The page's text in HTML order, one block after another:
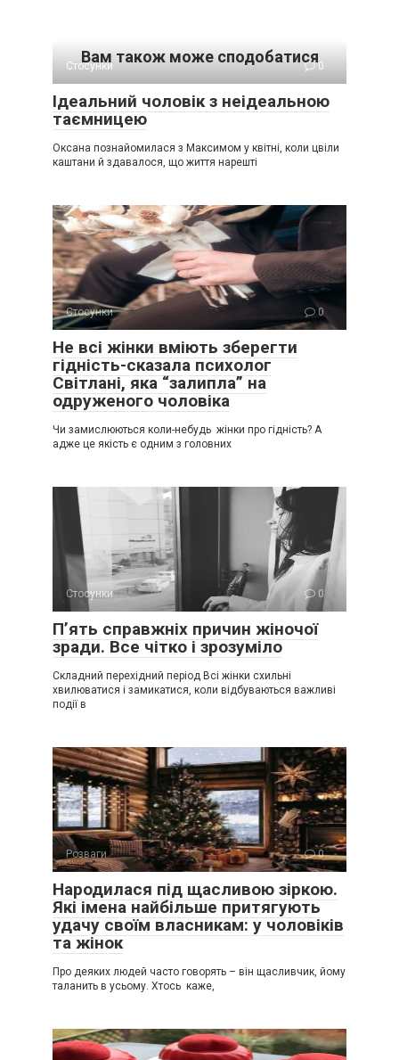
Вам також може сподобатися
Стосунки 0
Ідеальний чоловік з неідеальною
таємницею
Оксана познайомилася з Максимом у квітні, коли цвіли
каштани й здавалося, що життя нарешті
Стосунки 0
Не всі жінки вміють зберегти
гідність-сказала психолог
Світлані, яка “залипла” на
одруженого чоловіка
Чи замислюються коли-небудь жінки про гідність? А
адже це якість є одним з головних
Стосунки 0
П’ять справжніх причин жіночої
зради. Все чітко і зрозуміло
Складний перехідний період Всі жінки схильні
хвилюватися і замикатися, коли відбуваються важливі
події в
Розваги 0
Народилася під щасливою зіркою.
Які імена найбільше притягують
удачу своїм власникам: у чоловіків
та жінок
Про деяких людей часто говорять – він щасливчик, йому
таланить в усьому. Хтось каже,